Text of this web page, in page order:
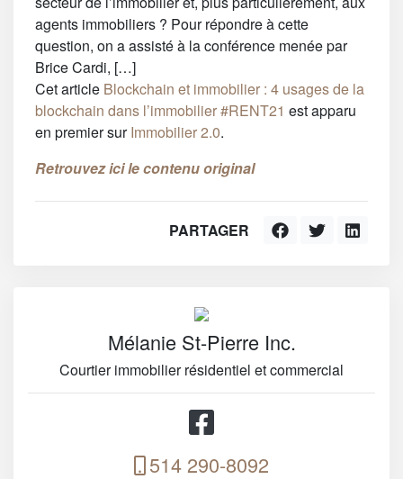
agents immobiliers ? Pour répondre à cette
question, on a assisté à la conférence menée par
Brice Cardi, […]
Cet article Blockchain et immobilier : 4 usages de la
blockchain dans l’immobilier #RENT21 est apparu
en premier surImmobilier 2.0.
Retrouvez ici le contenu original
PARTAGER
Mélanie St-Pierre Inc.
Courtier immobilier résidentiel et commercial
514 290-8092